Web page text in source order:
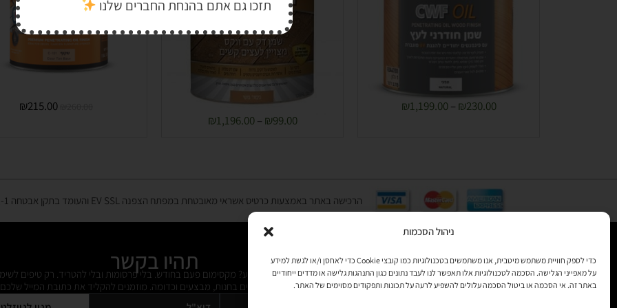
ניהול הסכמות
כדי לספק חוויית משתמש מיטבית, אנו משתמשים בטכנולוגיות כמו קובצי Cookie כדי לאחסן ו/או לגשת למידע
על מאפייני הגלישה. הסכמה לטכנולוגיות אלו תאפשר לנו לעבד נתונים כגון התנהגות גלישה או מדדים ייחודיים
באתר זה. אי הסכמה או ביטול הסכמה עלולים להשפיע לרעה על תכונות ותפקודים מסוימים של האתר.
₪230.00
–
₪1,199.00
₪99.00
–
₪1,196.00
₪215.00
הרכישה באתר באמצעות כרטיס אשראי מאובטחת במפתח הצפנה EV SSL והעומד בתקן אבטחה PCI DSS Level-1
תהיו בקשר
רוצים לקבל מידי פעם מידע? מקסימום פעם בחודש. בלי פרסומות ובלי להטריד. רק טיפים
מידע על דברים חדשים בחנות, מבצעים וכדומה. מוזמנים להקליד את כתובת המייל
תזכו גם אתם בהנחת החברים שלנו